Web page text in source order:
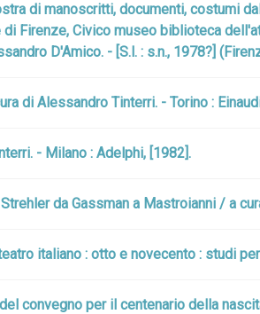
di manoscritti, documenti, costumi
Firenze, Civico museo biblioteca
D'Amico. - [S.l. : s.n., 1978?]
di Alessandro Tinterri. - Torino :
- Milano : Adelphi, [1982].
da Gassman a Mastroianni / a
italiano : otto e novecento : studi
convegno per il centenario della